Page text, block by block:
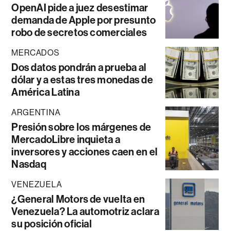
OpenAI pide a juez desestimar
demanda de Apple por presunto
robo de secretos comerciales
MERCADOS
Dos datos pondrán a prueba al
dólar y a estas tres monedas de
América Latina
ARGENTINA
Presión sobre los márgenes de
MercadoLibre inquieta a
inversores y acciones caen en el
Nasdaq
VENEZUELA
¿General Motors de vuelta en
Venezuela? La automotriz aclara
su posición oficial